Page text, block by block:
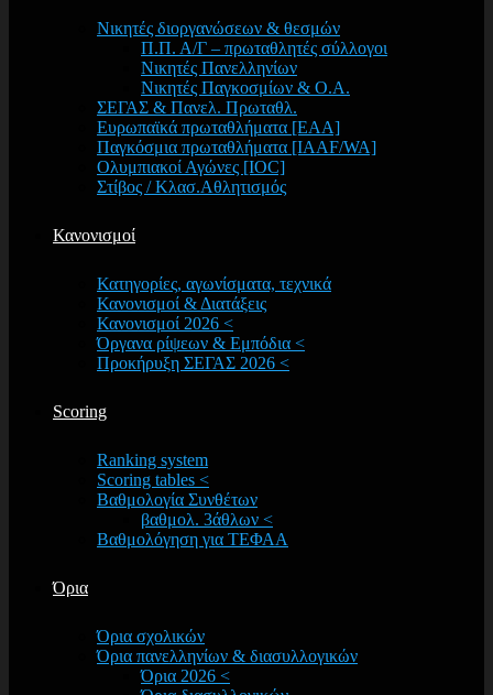
Νικητές διοργανώσεων & θεσμών
Π.Π. Α/Γ – πρωταθλητές σύλλογοι
Νικητές Πανελληνίων
Νικητές Παγκοσμίων & Ο.Α.
ΣΕΓΑΣ & Πανελ. Πρωταθλ.
Ευρωπαϊκά πρωταθλήματα [EAA]
Παγκόσμια πρωταθλήματα [IAAF/WA]
Ολυμπιακοί Αγώνες [IOC]
Στίβος / Κλασ.Αθλητισμός
Κανονισμοί
Κατηγορίες, αγωνίσματα, τεχνικά
Κανονισμοί & Διατάξεις
Κανονισμοί 2026 <
Όργανα ρίψεων & Εμπόδια <
Προκήρυξη ΣΕΓΑΣ 2026 <
Scoring
Ranking system
Scoring tables <
Βαθμολογία Συνθέτων
βαθμολ. 3άθλων <
Βαθμολόγηση για ΤΕΦΑΑ
Όρια
Όρια σχολικών
Όρια πανελληνίων & διασυλλογικών
Όρια 2026 <